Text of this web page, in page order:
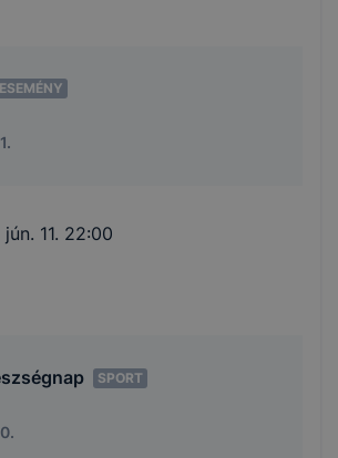
ESEMÉNY
11. 22:00
SPORT